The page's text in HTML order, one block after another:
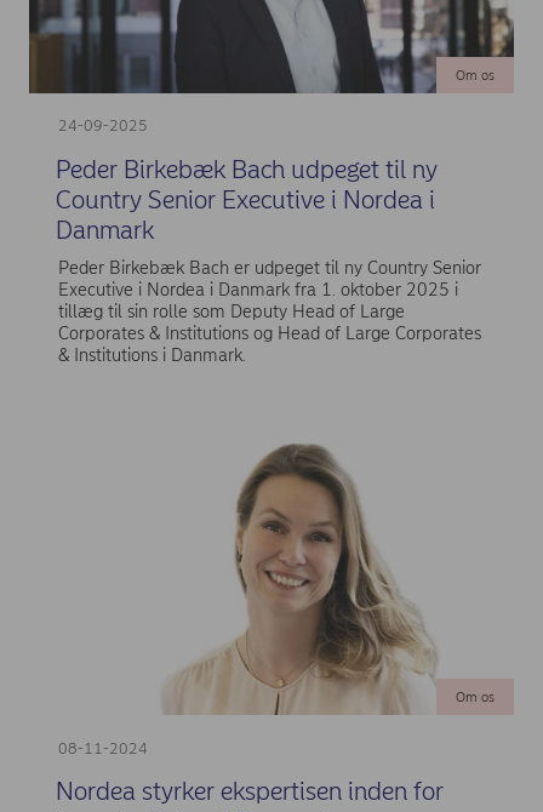
24-09-2025
Om os
Peder Birkebæk Bach udpeget til ny
Country Senior Executive i Nordea i
Danmark
Peder Birkebæk Bach er udpeget til ny Country Senior
Executive i Nordea i Danmark fra 1. oktober 2025 i
tillæg til sin rolle som Deputy Head of Large
Corporates & Institutions og Head of Large Corporates
& Institutions i Danmark.
08-11-2024
Om os
Nordea styrker ekspertisen inden for